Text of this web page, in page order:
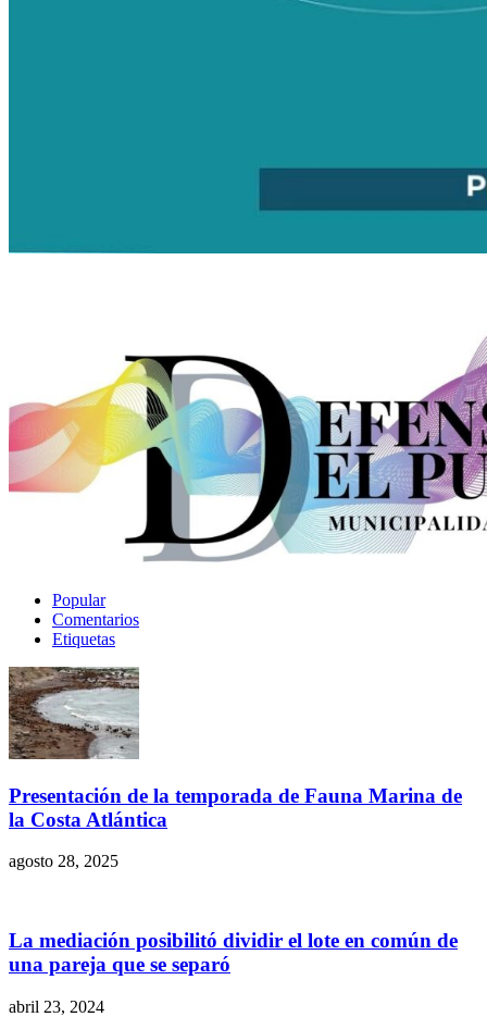
Popular
Comentarios
Etiquetas
Presentación de la temporada de Fauna Marina de
la Costa Atlántica
agosto 28, 2025
La mediación posibilitó dividir el lote en común de
una pareja que se separó
abril 23, 2024